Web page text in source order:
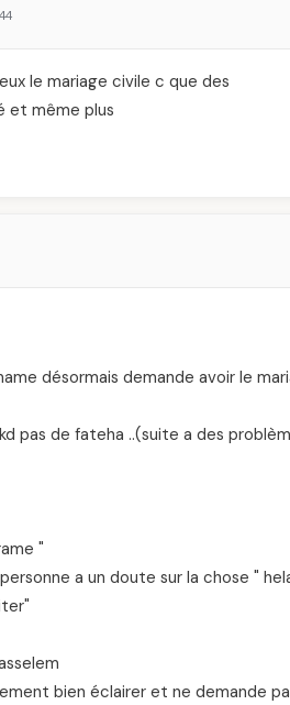
le mariage civile c que des
et même plus
désormais demande avoir le
pas de fateha ..(suite a des
"
a un doute sur la chose "
bien éclairer et ne demande